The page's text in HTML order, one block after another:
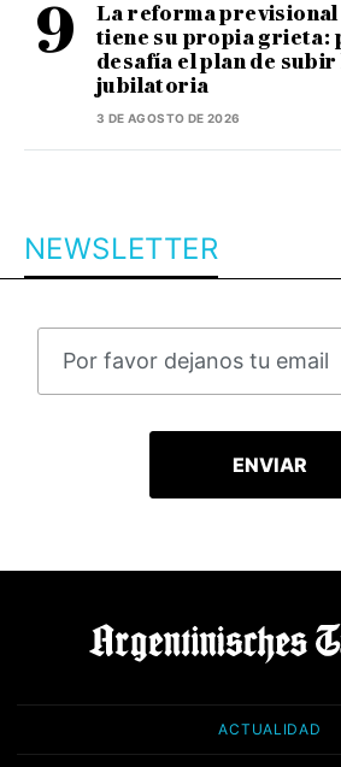
La reforma previsional
tiene su propia grieta:
desafía el plan de subir
jubilatoria
3 DE AGOSTO DE 2026
NEWSLETTER
ACTUALIDAD